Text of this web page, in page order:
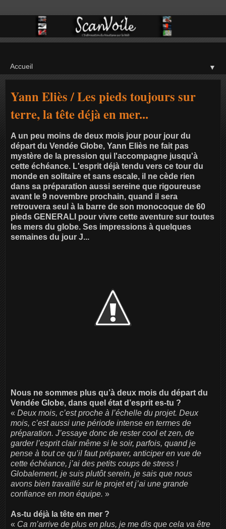
▼
Yann Eliès / Les pieds toujours sur
terre, la tête déjà en mer...
A un peu moins de deux mois jour pour jour du
départ du Vendée Globe, Yann Eliès ne fait pas
mystère de la pression qui l'accompagne jusqu'à
cette échéance. L'esprit déjà tendu vers ce tour du
monde en solitaire et sans escale, il ne cède rien
dans sa préparation aussi sereine que rigoureuse
avant le 9 novembre prochain, quand il sera
retrouvera seul à la barre de son monocoque de 60
pieds GENERALI pour vivre cette aventure sur toutes
les mers du globe. Ses impressions à quelques
semaines du jour J...
Nous ne sommes plus qu’à deux mois du départ du
Vendée Globe, dans quel état d’esprit es-tu ?
« Deux mois, c’est proche à l’échelle du projet. Deux
mois, c’est aussi une période intense en termes de
préparation. J’essaye donc de rester cool et zen, de
garder l’esprit clair même si le soir, parfois, quand je
pense à tout ce qu’il faut préparer, anticiper en vue de
cette échéance, j’ai des petits coups de stress !
Globalement, je suis plutôt serein, je sais que nous
avons bien travaillé sur le projet et j’ai une grande
confiance en mon équipe. »
As-tu déjà la tête en mer ?
« Ca m’arrive de plus en plus, je me dis que cela va être